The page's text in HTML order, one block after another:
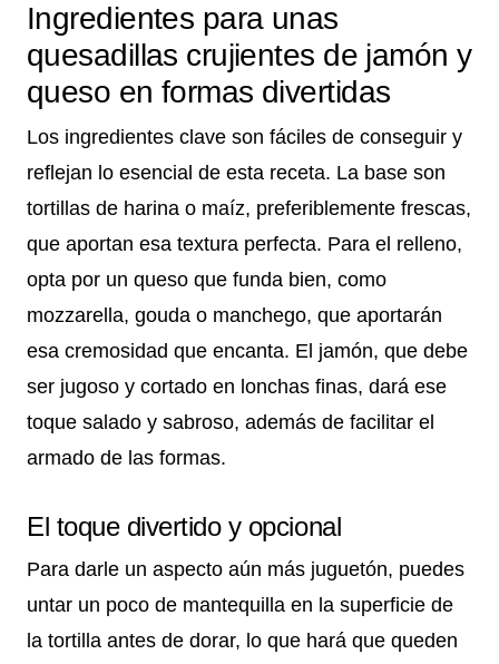
Ingredientes para unas
quesadillas crujientes de jamón y
queso en formas divertidas
Los ingredientes clave son fáciles de conseguir y
reflejan lo esencial de esta receta. La base son
tortillas de harina o maíz, preferiblemente frescas,
que aportan esa textura perfecta. Para el relleno,
opta por un queso que funda bien, como
mozzarella, gouda o manchego, que aportarán
esa cremosidad que encanta. El jamón, que debe
ser jugoso y cortado en lonchas finas, dará ese
toque salado y sabroso, además de facilitar el
armado de las formas.
El toque divertido y opcional
Para darle un aspecto aún más juguetón, puedes
untar un poco de mantequilla en la superficie de
la tortilla antes de dorar, lo que hará que queden